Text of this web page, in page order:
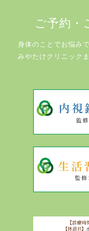
ご予約・
身体のことでお悩み
みやたけクリニック